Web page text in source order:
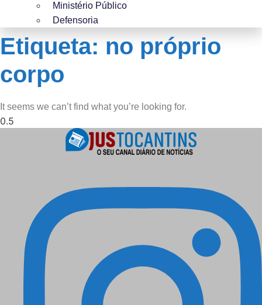
Ministério Público
Defensoria
Etiqueta: no próprio
corpo
It seems we can’t find what you’re looking for.